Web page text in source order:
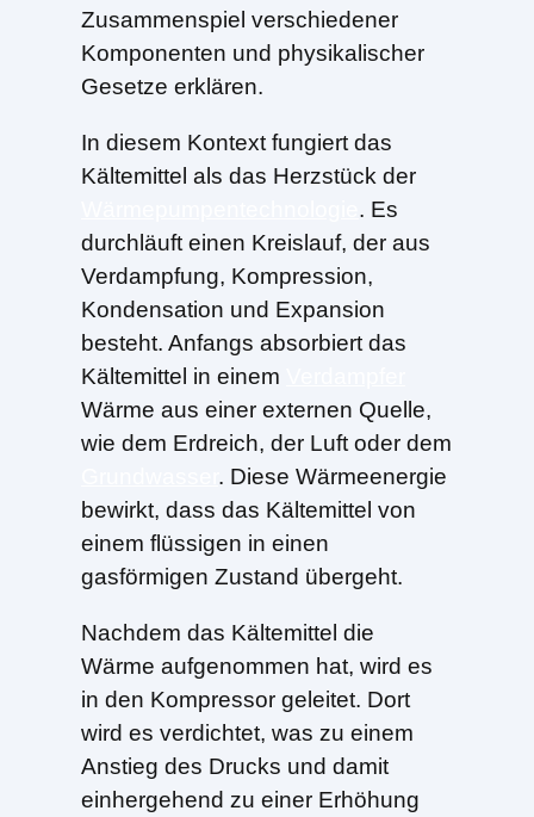
Zusammenspiel verschiedener
Komponenten und physikalischer
Gesetze erklären.
In diesem Kontext fungiert das
Kältemittel als das Herzstück der
. Es
durchläuft einen Kreislauf, der aus
Verdampfung, Kompression,
Kondensation und Expansion
besteht. Anfangs absorbiert das
Kältemittel in einem
Wärme aus einer externen Quelle,
wie dem Erdreich, der Luft oder dem
. Diese Wärmeenergie
bewirkt, dass das Kältemittel von
einem flüssigen in einen
gasförmigen Zustand übergeht.
Nachdem das Kältemittel die
Wärme aufgenommen hat, wird es
in den Kompressor geleitet. Dort
wird es verdichtet, was zu einem
Anstieg des Drucks und damit
einhergehend zu einer Erhöhung